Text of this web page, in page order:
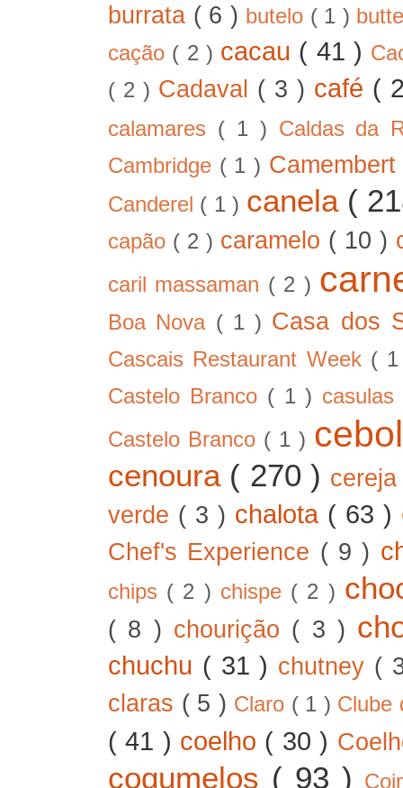
burrata ( 6 ) butelo ( 1 )
cação ( 2 ) cacau ( 41 )
( 2 ) Cadaval ( 3 ) café (
calamares ( 1 ) Caldas da
Cambridge ( 1 )
Canderel ( 1 ) canela (
capão ( 2 ) caramelo ( 10 )
caril massaman ( 2 )
Boa Nova ( 1 ) Casa dos
Cascais Restaurant Week (
Castelo Branco ( 1 )
Castelo Branco ( 1 )
cenoura ( 270 )
verde ( 3 ) chalota ( 63 )
Chef's Experience ( 9 )
chips ( 2 ) chispe ( 2 )
( 8 ) chourição ( 3 )
chuchu ( 31 ) chutney (
claras ( 5 ) Claro ( 1 ) Clube
( 41 ) coelho ( 30 )
cogumelos ( 93 )